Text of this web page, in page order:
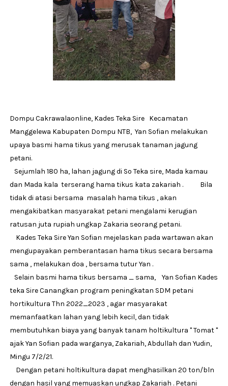
Dompu Cakrawalaonline, Kades Teka Sire Kecamatan
Manggelewa Kabupaten Dompu NTB, Yan Sofian melakukan
upaya basmi hama tikus yang merusak tanaman jagung
petani.
Sejumlah 180 ha, lahan jagung di So Teka sire, Mada kamau
dan Mada kala terserang hama tikus kata zakariah . Bila
tidak di atasi bersama masalah hama tikus , akan
mengakibatkan masyarakat petani mengalami kerugian
ratusan juta rupiah ungkap Zakaria seorang petani.
Kades Teka Sire Yan Sofian mejelaskan pada wartawan akan
mengupayakan pemberantasan hama tikus secara bersama
sama , melakukan doa , bersama tutur Yan .
Selain basmi hama tikus bersama _ sama, Yan Sofian Kades
teka Sire Canangkan program peningkatan SDM petani
hortikultura Thn 2022_2023 , agar masyarakat
memanfaatkan lahan yang lebih kecil, dan tidak
membutuhkan biaya yang banyak tanam holtikultura " Tomat "
ajak Yan Sofian pada warganya, Zakariah, Abdullah dan Yudin,
Mingu 7/2/21.
Dengan petani holtikultura dapat menghasilkan 20 ton/bln
dengan hasil yang memuaskan ungkap Zakariah . Petani